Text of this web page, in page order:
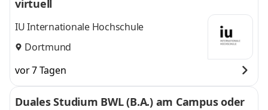
virtuell
IU Internationale Hochschule
Dortmund
vor 7 Tagen
Duales Studium BWL (B.A.) am Campus oder